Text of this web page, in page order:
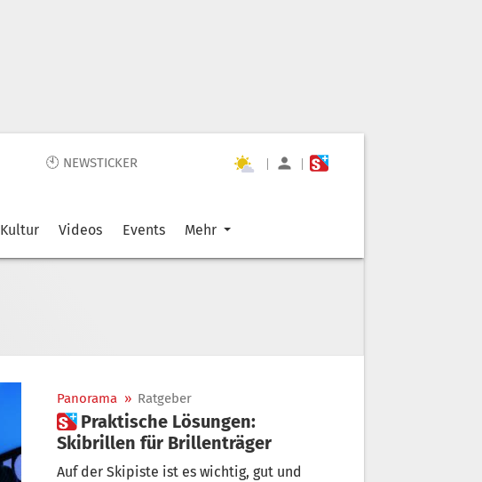
🕙 NEWSTICKER | |
Kultur Videos Events Mehr
Panorama » Ratgeber
 Praktische Lösungen:
Skibrillen für Brillenträger
Auf der Skipiste ist es wichtig, gut und